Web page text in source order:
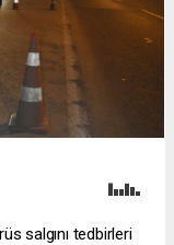
salgını tedbirleri